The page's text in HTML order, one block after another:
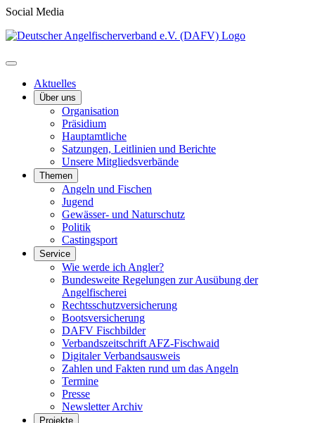
Social Media
Aktuelles
Über uns
Organisation
Präsidium
Hauptamtliche
Satzungen, Leitlinien und Berichte
Unsere Mitgliedsverbände
Themen
Angeln und Fischen
Jugend
Gewässer- und Naturschutz
Politik
Castingsport
Service
Wie werde ich Angler?
Bundesweite Regelungen zur Ausübung der
Angelfischerei
Rechtsschutzversicherung
Bootsversicherung
DAFV Fischbilder
Verbandszeitschrift AFZ-Fischwaid
Digitaler Verbandsausweis
Zahlen und Fakten rund um das Angeln
Termine
Presse
Newsletter Archiv
Projekte